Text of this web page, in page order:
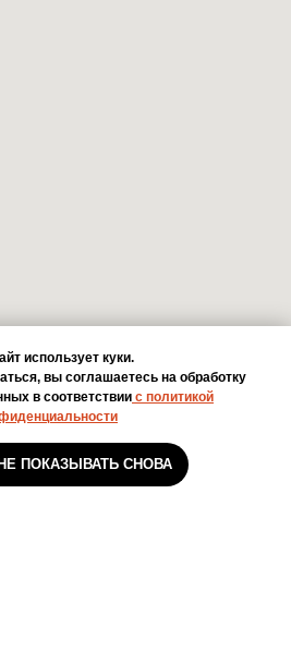
использует куки.
вы соглашаетесь на обработку
в соответствии с политикой
ПОКАЗЫВАТЬ СНОВА